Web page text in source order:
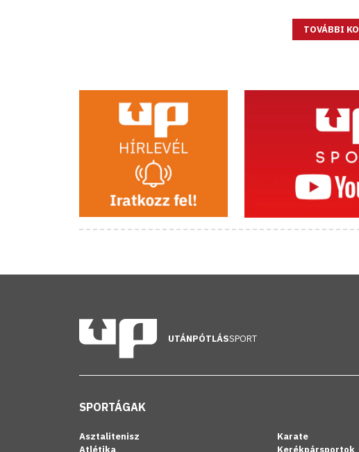
TOVÁBBI
UTÁNPÓTLÁSSPORT
SPORTÁGAK
Asztalitenisz
Atlétika
Karate
Kerékpársportok